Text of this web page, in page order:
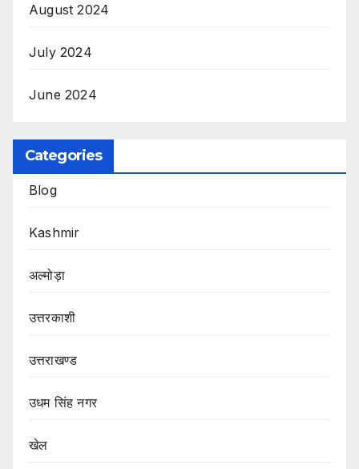
August 2024
July 2024
June 2024
Categories
Blog
Kashmir
अल्मोड़ा
उत्तरकाशी
उत्तराखण्ड
उधम सिंह नगर
खेल